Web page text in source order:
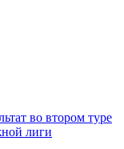
во втором туре
лиги